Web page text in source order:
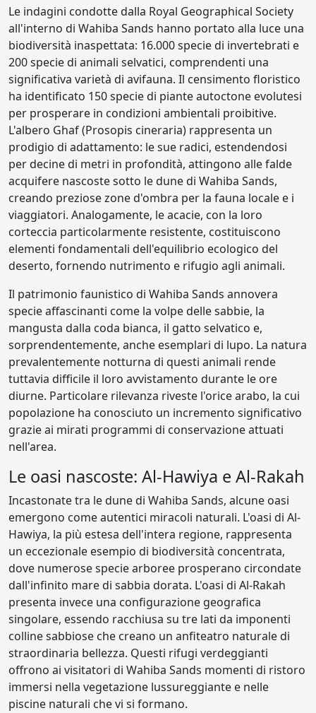
Le indagini condotte dalla Royal Geographical Society
all'interno di Wahiba Sands hanno portato alla luce una
biodiversità inaspettata: 16.000 specie di invertebrati e
200 specie di animali selvatici, comprendenti una
significativa varietà di avifauna. Il censimento floristico
ha identificato 150 specie di piante autoctone evolutesi
per prosperare in condizioni ambientali proibitive.
L'albero Ghaf (Prosopis cineraria) rappresenta un
prodigio di adattamento: le sue radici, estendendosi
per decine di metri in profondità, attingono alle falde
acquifere nascoste sotto le dune di Wahiba Sands,
creando preziose zone d'ombra per la fauna locale e i
viaggiatori. Analogamente, le acacie, con la loro
corteccia particolarmente resistente, costituiscono
elementi fondamentali dell'equilibrio ecologico del
deserto, fornendo nutrimento e rifugio agli animali.
Il patrimonio faunistico di Wahiba Sands annovera
specie affascinanti come la volpe delle sabbie, la
mangusta dalla coda bianca, il gatto selvatico e,
sorprendentemente, anche esemplari di lupo. La natura
prevalentemente notturna di questi animali rende
tuttavia difficile il loro avvistamento durante le ore
diurne. Particolare rilevanza riveste l'orice arabo, la cui
popolazione ha conosciuto un incremento significativo
grazie ai mirati programmi di conservazione attuati
nell'area.
Le oasi nascoste: Al-Hawiya e Al-Rakah
Incastonate tra le dune di Wahiba Sands, alcune oasi
emergono come autentici miracoli naturali. L'oasi di Al-
Hawiya, la più estesa dell'intera regione, rappresenta
un eccezionale esempio di biodiversità concentrata,
dove numerose specie arboree prosperano circondate
dall'infinito mare di sabbia dorata. L'oasi di Al-Rakah
presenta invece una configurazione geografica
singolare, essendo racchiusa su tre lati da imponenti
colline sabbiose che creano un anfiteatro naturale di
straordinaria bellezza. Questi rifugi verdeggianti
offrono ai visitatori di Wahiba Sands momenti di ristoro
immersi nella vegetazione lussureggiante e nelle
piscine naturali che vi si formano.